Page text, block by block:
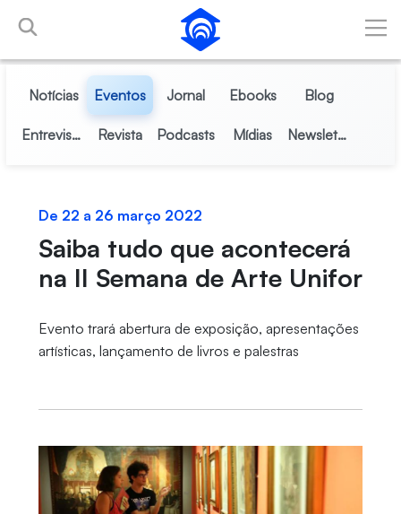
Pular para o Conteúdo principal
Notícias Eventos Jornal Ebooks Blog
Entrevistas Revista Podcasts Mídias Newsletter
De 22 a 26 março 2022
Saiba tudo que acontecerá
na II Semana de Arte Unifor
Evento trará abertura de exposição, apresentações
artísticas, lançamento de livros e palestras